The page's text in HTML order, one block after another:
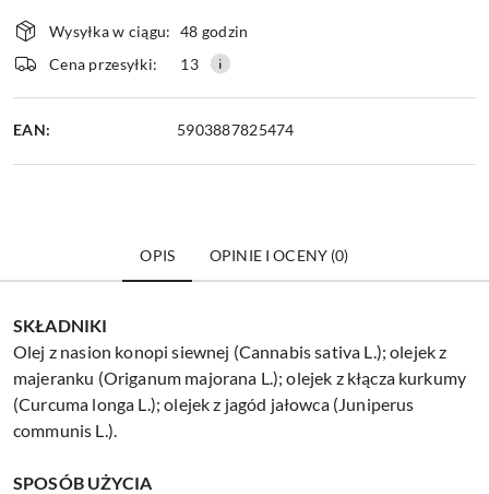
Dostępność
i
dostawa
Wysyłka w ciągu: 48 godzin
Cena przesyłki:
13
EAN: 5903887825474
OPIS OPINIE I OCENY (0)
SKŁADNIKI
Olej z nasion konopi siewnej (Cannabis sativa L.); olejek z
majeranku (Origanum majorana L.); olejek z kłącza kurkumy
(Curcuma longa L.); olejek z jagód jałowca (Juniperus
communis L.).
SPOSÓB UŻYCIA